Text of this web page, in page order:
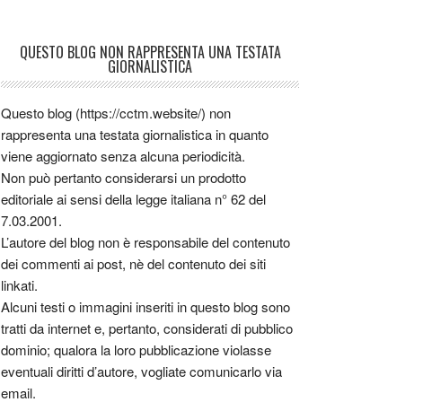
QUESTO BLOG NON RAPPRESENTA UNA TESTATA
GIORNALISTICA
Questo blog (https://cctm.website/) non
rappresenta una testata giornalistica in quanto
viene aggiornato senza alcuna periodicità.
Non può pertanto considerarsi un prodotto
editoriale ai sensi della legge italiana n° 62 del
7.03.2001.
L’autore del blog non è responsabile del contenuto
dei commenti ai post, nè del contenuto dei siti
linkati.
Alcuni testi o immagini inseriti in questo blog sono
tratti da internet e, pertanto, considerati di pubblico
dominio; qualora la loro pubblicazione violasse
eventuali diritti d’autore, vogliate comunicarlo via
email.